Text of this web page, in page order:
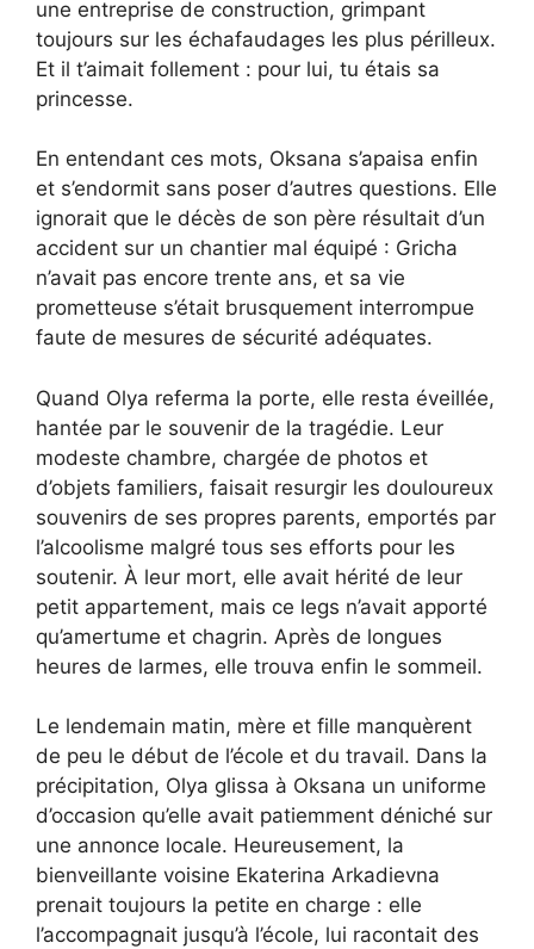
une entreprise de construction, grimpant
toujours sur les échafaudages les plus périlleux.
Et il t’aimait follement : pour lui, tu étais sa
princesse.
En entendant ces mots, Oksana s’apaisa enfin
et s’endormit sans poser d’autres questions. Elle
ignorait que le décès de son père résultait d’un
accident sur un chantier mal équipé : Gricha
n’avait pas encore trente ans, et sa vie
prometteuse s’était brusquement interrompue
faute de mesures de sécurité adéquates.
Quand Olya referma la porte, elle resta éveillée,
hantée par le souvenir de la tragédie. Leur
modeste chambre, chargée de photos et
d’objets familiers, faisait resurgir les douloureux
souvenirs de ses propres parents, emportés par
l’alcoolisme malgré tous ses efforts pour les
soutenir. À leur mort, elle avait hérité de leur
petit appartement, mais ce legs n’avait apporté
qu’amertume et chagrin. Après de longues
heures de larmes, elle trouva enfin le sommeil.
Le lendemain matin, mère et fille manquèrent
de peu le début de l’école et du travail. Dans la
précipitation, Olya glissa à Oksana un uniforme
d’occasion qu’elle avait patiemment déniché sur
une annonce locale. Heureusement, la
bienveillante voisine Ekaterina Arkadievna
prenait toujours la petite en charge : elle
l’accompagnait jusqu’à l’école, lui racontait des